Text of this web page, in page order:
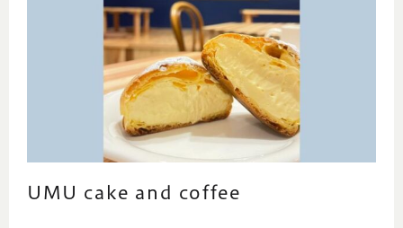
古民家とレトロ喫茶店を合わせたカフェをテ
ーマにしています。
なつかしさといやしの空間でゆっくりしていた
だけるとうれしいです。
UMU cake and coffee